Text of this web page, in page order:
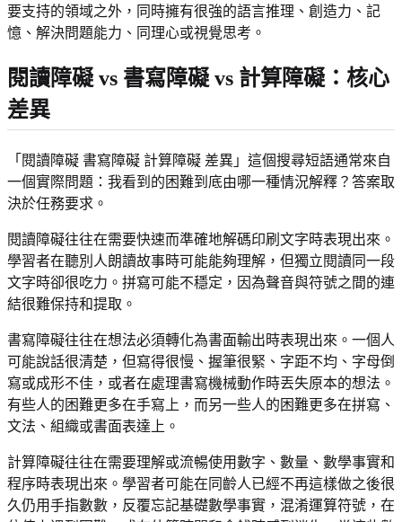
要支持的領域之外，同時擁有很強的語言推理、創造力、記
憶、解決問題能力、同理心或視覺思考。
閱讀障礙 vs 書寫障礙 vs 計算障礙：核心
差異
「閱讀障礙 書寫障礙 計算障礙 差異」這個搜尋短語通常來自
一個實際問題：我看到的困難到底由哪一種情況解釋？答案取
決於任務要求。
閱讀障礙往往在需要快速而準確地解碼印刷文字時表現出來。
學習者在聽別人朗讀故事時可能能夠理解，但獨立閱讀同一段
文字時卻很吃力。拼寫可能不穩定，因為聲音與符號之間的連
結很難保持和提取。
書寫障礙往往在想法必須轉化為書面輸出時表現出來。一個人
可能說話很清楚，但寫得很慢、握筆很緊、字距不均、字母倒
寫或成形不佳，或者在處理書寫機械動作時丟失原本的想法。
有些人的困難更多在手寫上，而另一些人的困難更多在拼寫、
文法、組織或書面表達上。
計算障礙往往在需要理解或流暢使用數字、數量、數學事實和
程序時表現出來。學習者可能在同齡人已經不再這樣做之後很
久仍用手指數數，反覆忘記基礎數學事實，混淆運算符號，在